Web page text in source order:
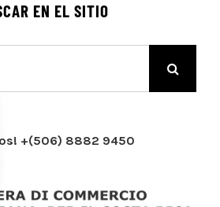
EN EL SITIO
+(506) 8882 9450